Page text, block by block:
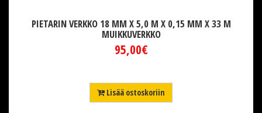
PIETARIN VERKKO 18 MM X 5,0 M X 0,15 MM X 33 M
MUIKKUVERKKO
95,00€
Lisää ostoskoriin